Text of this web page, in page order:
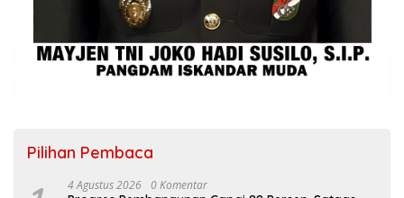
Pilihan Pembaca
4 Agustus 2026 0 Komentar